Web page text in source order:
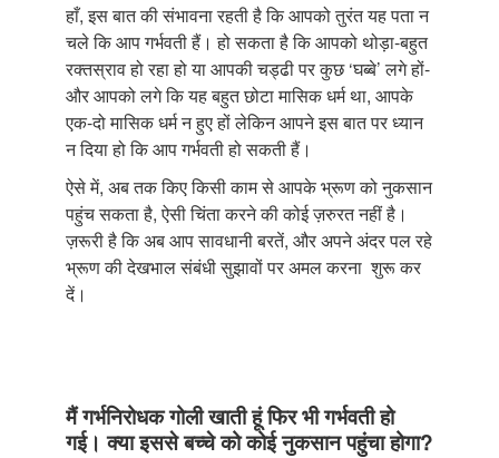
हाँ, इस बात की संभावना रहती है कि आपको तुरंत यह पता न
चले कि आप गर्भवती हैं। हो सकता है कि आपको थोड़ा-बहुत
रक्तस्राव हो रहा हो या आपकी चड्ढी पर कुछ ‘घब्बे’ लगे हों-
और आपको लगे कि यह बहुत छोटा मासिक धर्म था, आपके
एक-दो मासिक धर्म न हुए हों लेकिन आपने इस बात पर ध्यान
न दिया हो कि आप गर्भवती हो सकती हैं।
ऐसे में, अब तक किए किसी काम से आपके भ्रूण को नुकसान
पहुंच सकता है, ऐसी चिंता करने की कोई ज़रुरत नहीं है।
ज़रूरी है कि अब आप सावधानी बरतें, और अपने अंदर पल रहे
भ्रूण की देखभाल संबंधी सुझावों पर अमल करना शुरू कर
दें।
मैं गर्भनिरोधक गोली खाती हूं फिर भी गर्भवती हो
गई। क्या इससे बच्चे को कोई नुकसान पहुंचा होगा?